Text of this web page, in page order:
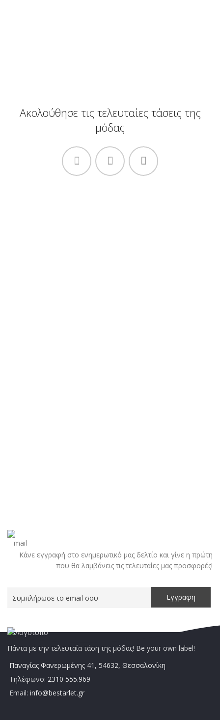
Ακολούθησε τις τελευταίες τάσεις της
μόδας
Κάνε εγγραφή στο ενημερωτικό μας δελτίο και γίνε η πρώτη
που θα λαμβάνεις τις τελευταίες μας προσφορές!
Πάντα με την τελευταία τάση της μόδας! Be your own label!
Παναγίας Φανερωμένης 41, 54632, Θεσσαλονίκη
Τηλέφωνο: 2310 555.969
Email: info@bestarlet.gr